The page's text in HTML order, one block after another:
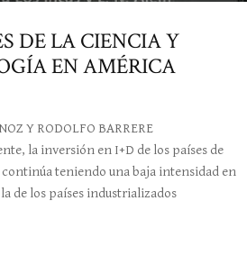
DE LA CIENCIA Y
EN AMÉRICA
Y RODOLFO BARRERE
la inversión en I+D de los países de
teniendo una baja intensidad en
de los países industrializados